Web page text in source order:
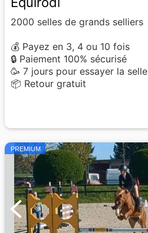
2000 selles de grands selliers
💰 Payez en 3, 4 ou 10 fois
🔒 Paiement 100% sécurisé
🥳 7 jours pour essayer la selle
📦 Retour gratuit
PREMIUM